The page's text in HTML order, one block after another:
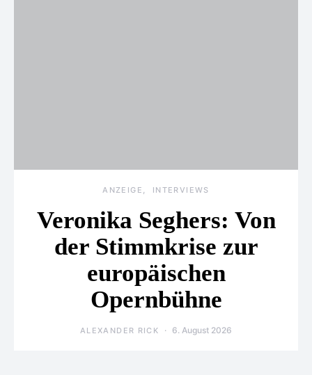
ANZEIGE INTERVIEWS
Veronika Seghers: Von
der Stimmkrise zur
europäischen
Opernbühne
ALEXANDER RICK 6. August 2026